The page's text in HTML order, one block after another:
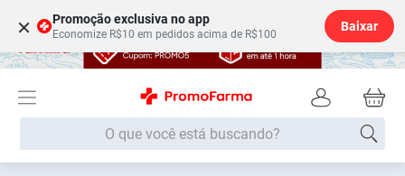
× Promoção exclusiva no app
Economize R$10 em pedidos acima de R$100
Baixar
O que você está buscando?